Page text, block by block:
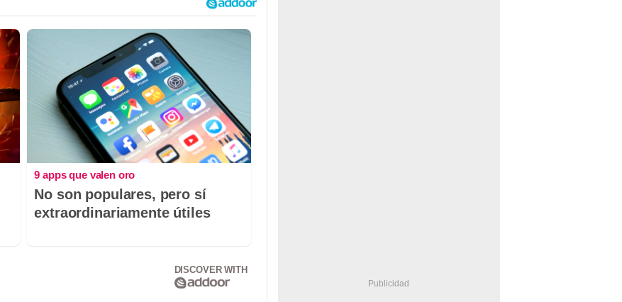
9 apps que valen oro
No son populares, pero sí
extraordinariamente útiles
DISCOVER WITH